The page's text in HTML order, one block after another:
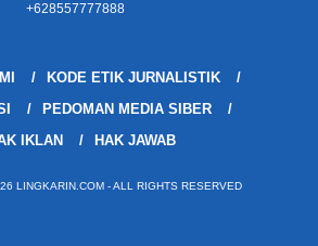
+628557777888
KODE ETIK JURNALISTIK
PEDOMAN MEDIA SIBER
IKLAN
HAK JAWAB
LINGKARIN.COM - ALL RIGHTS RESERVED